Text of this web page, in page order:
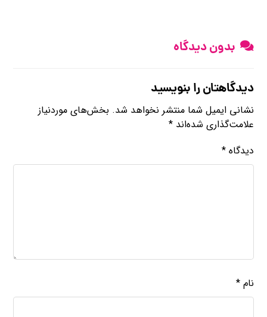
بدون دیدگاه
دیدگاهتان را بنویسید
نشانی ایمیل شما منتشر نخواهد شد. بخش‌های موردنیاز
علامت‌گذاری شده‌اند*
دیدگاه*
نام*